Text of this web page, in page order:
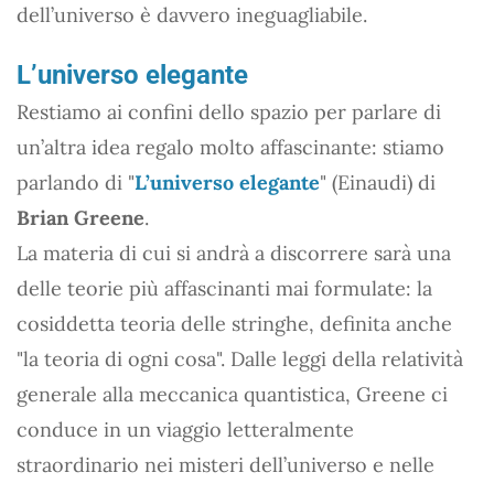
dell’universo è davvero ineguagliabile.
L’universo elegante
Restiamo ai confini dello spazio per parlare di
un’altra idea regalo molto affascinante: stiamo
parlando di "L’universo elegante" (Einaudi) di
Brian Greene.
La materia di cui si andrà a discorrere sarà una
delle teorie più affascinanti mai formulate: la
cosiddetta teoria delle stringhe, definita anche
"la teoria di ogni cosa". Dalle leggi della relatività
generale alla meccanica quantistica, Greene ci
conduce in un viaggio letteralmente
straordinario nei misteri dell’universo e nelle